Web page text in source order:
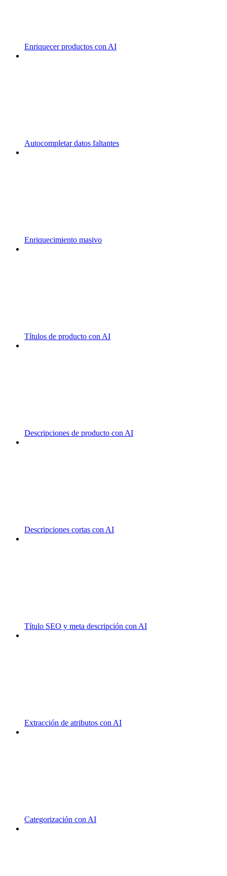
Enriquecer productos con AI
Autocompletar datos faltantes
Enriquecimiento masivo
Títulos de producto con AI
Descripciones de producto con AI
Descripciones cortas con AI
Título SEO y meta descripción con AI
Extracción de atributos con AI
Categorización con AI